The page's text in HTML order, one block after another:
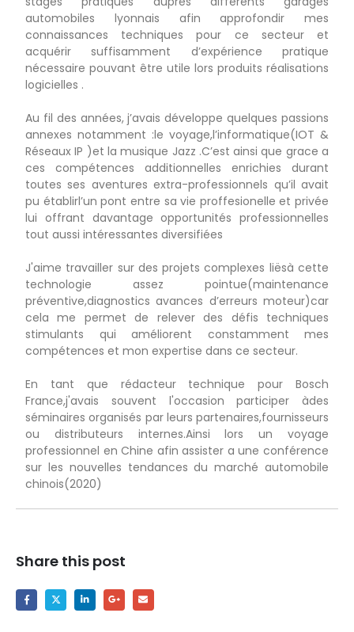
automobiles lyonnais afin approfondir mes
connaissances techniques pour ce secteur et
acquérir suffisamment d’expérience pratique
nécessaire pouvant être utile lors produits réalisations
logicielles .
Au fil des années, j’avais développe quelques passions
annexes notamment :le voyage,l’informatique(IOT &
Réseaux IP )et la musique Jazz .C’est ainsi que grace a
ces compétences additionnelles enrichies durant
toutes ses aventures extra-professionnels qu’il avait
pu établirl’un pont entre sa vie proffesionelle et privée
lui offrant davantage opportunités professionnelles
tout aussi intéressantes diversifiées
J'aime travailler sur des projets complexes liësà cette
technologie assez pointue(maintenance
préventive,diagnostics avances d’erreurs moteur)car
cela me permet de relever des défis techniques
stimulants qui améliorent constamment mes
compétences et mon expertise dans ce secteur.
En tant que rédacteur technique pour Bosch
France,j'avais souvent l'occasion participer àdes
séminaires organisés par leurs partenaires,fournisseurs
ou distributeurs internes.Ainsi lors un voyage
professionnel en Chine afin assister a une conférence
sur les nouvelles tendances du marché automobile
chinois(2020)
Share this post